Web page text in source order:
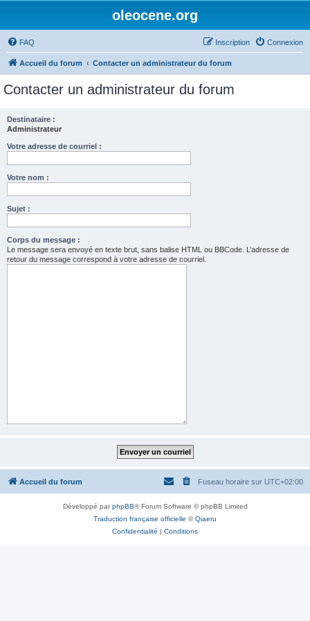
oleocene.org
FAQ Connexion
Inscription
Accueil du forum Contacter un administrateur du forum
Contacter un administrateur du forum
Destinataire :
Administrateur
Votre adresse de courriel :
Votre nom :
Sujet :
Corps du message :
Le message sera envoyé en texte brut, sans balise HTML ou BBCode. L’adresse de
retour du message correspond à votre adresse de courriel.
Accueil du forum Fuseau horaire sur UTC+02:00
Développé parphpBB® Forum Software © phpBB Limited
Traduction française officielle ©Qiaeru
Confidentialité | Conditions